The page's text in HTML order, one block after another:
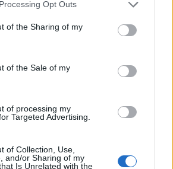
or usage behaviour. You may click to
to Google and its third-party tags to
specified purposes in below Google
Opt Outs
of the Sharing of my
of the Sale of my
of processing my
Targeted Advertising.
of Collection, Use,
and/or Sharing of my
Is Unrelated with the
caso Yéremi Vargas:
forense
el niño desaparecido en 2007…